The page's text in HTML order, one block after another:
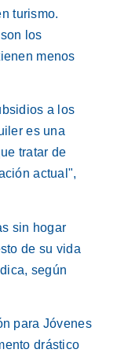
turismo.
los
menos
a los
es una
tratar de
actual",
sin hogar
de su vida
según
para Jóvenes
drástico